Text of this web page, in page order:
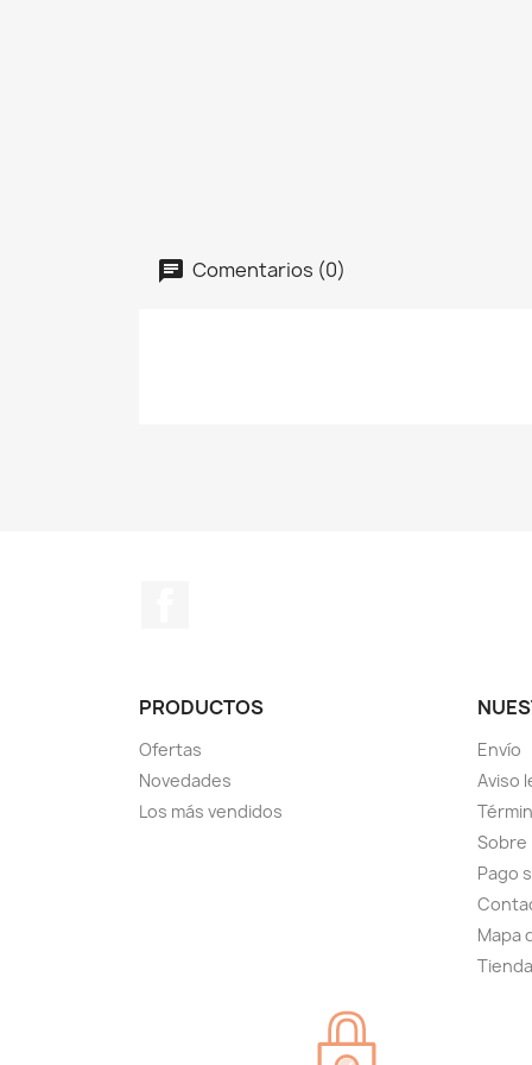
Comentarios (0)
PRODUCTOS
Ofertas
Novedades
Los más vendidos
Envío
Aviso
Pago
Mapa